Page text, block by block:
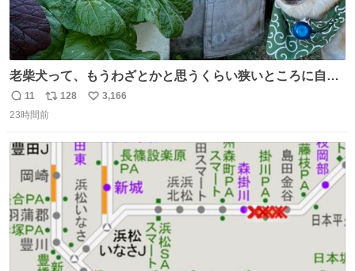
老柴犬って、もうわざとかと思うくらい狭いところに自ら
はまりにいくじゃないですか？ 今朝ガーデニングしてる飼
い主の間にはまってきて、最高に可愛かった♥️
返
信
11
リ
ポ
ト
数
128
い
3,166
23時間前